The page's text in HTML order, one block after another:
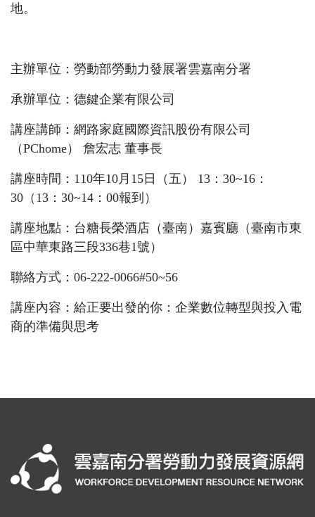
地。
主辦單位：勞動部勞動力發展署雲嘉南分署
承辦單位：德鍵企業有限公司
講座講師：網路家庭國際資訊股份有限公司
（PChome） 詹宏志 董事長
講座時間： 110年10 月 15日（五） 13 ： 30~16 ：
30 （ 13 ： 30~14 ： 00報到）
講座地點：台糖長榮酒店（臺南）嘉賓廳（臺南市東
區中華東路三段336巷1號）
聯絡方式： 06-222-0066#50~56
講座內容：給正要出發的你：企業數位轉型與投入電
商的準備與思考